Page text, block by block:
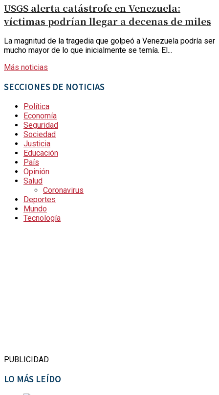
USGS alerta catástrofe en Venezuela:
víctimas podrían llegar a decenas de miles
La magnitud de la tragedia que golpeó a Venezuela podría ser
mucho mayor de lo que inicialmente se temía. El...
Más noticias
SECCIONES DE NOTICIAS
Política
Economía
Seguridad
Sociedad
Justicia
Educación
País
Opinión
Salud
Coronavirus
Deportes
Mundo
Tecnología
PUBLICIDAD
LO MÁS LEÍDO